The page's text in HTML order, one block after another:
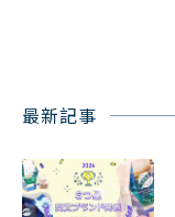
最新記事